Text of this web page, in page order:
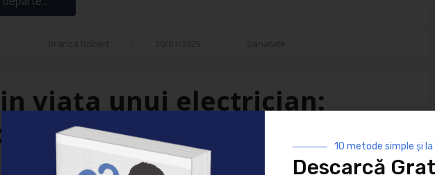
viața unui electrician:
și satisfacții
10 metode simple și
Descarcă